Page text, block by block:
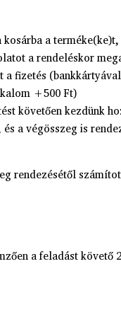
a
a rendeléskor
fizetés
+500 Ft)
követően kezdünk
a végösszeg is
rendezésétől
a feladást követő